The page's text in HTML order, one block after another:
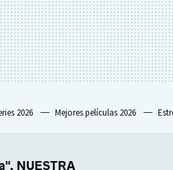
2026 Mejores películas 2026
NUESTRA